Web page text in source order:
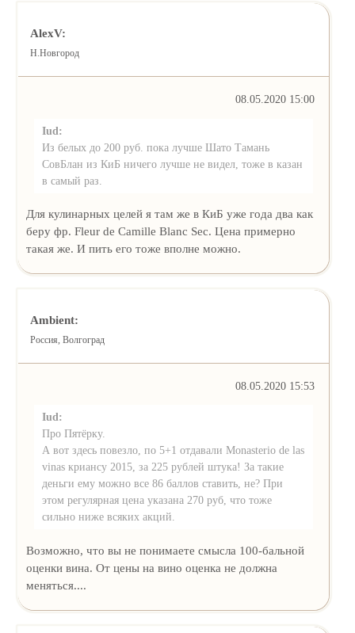
AlexV:
Н.Новгород
08.05.2020 15:00
Iud:
Из белых до 200 руб. пока лучше Шато Тамань
СовБлан из КиБ ничего лучше не видел, тоже в казан
в самый раз.
Для кулинарных целей я там же в КиБ уже года два как
беру фр. Fleur de Camille Blanc Sec. Цена примерно
такая же. И пить его тоже вполне можно.
Ambient:
Россия, Волгоград
08.05.2020 15:53
Iud:
Про Пятёрку.
А вот здесь повезло, по 5+1 отдавали Monasterio de las
vinas криансу 2015, за 225 рублей штука! За такие
деньги ему можно все 86 баллов ставить, не? При
этом регулярная цена указана 270 руб, что тоже
сильно ниже всяких акций.
Возможно, что вы не понимаете смысла 100-бальной
оценки вина. От цены на вино оценка не должна
меняться....